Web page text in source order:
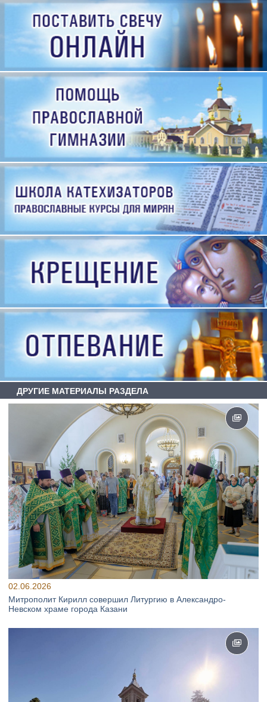
ДРУГИЕ МАТЕРИАЛЫ РАЗДЕЛА
02.06.2026
Митрополит Кирилл совершил Литургию в Александро-
Невском храме города Казани